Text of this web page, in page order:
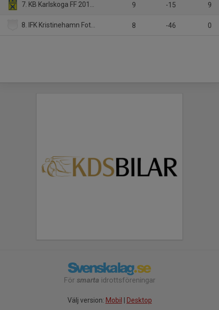
7. KB Karlskoga FF 2011 gul 9 -15 9
8. IFK Kristinehamn Fotboll blå 8 -46 0
För smarta idrottsföreningar
Välj version: Mobil Desktop